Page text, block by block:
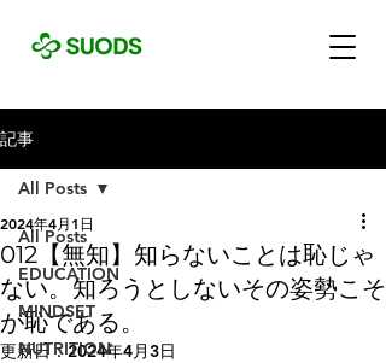
記事
All Posts
EDUCATION
MINDSET
NUTRITION
All Posts
012【無知】知らないことは恥じゃ
ない。知ろうとしないその姿勢こそ
が恥である。
2024年4月1日
更新日：2024年4月3日